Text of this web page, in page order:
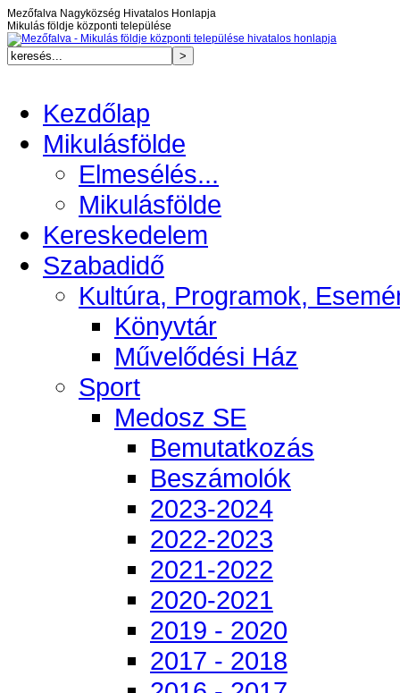
Mezőfalva Nagyközség Hivatalos Honlapja
Mikulás földje központi települése
Kezdőlap
Mikulásfölde
Elmesélés...
Mikulásfölde
Kereskedelem
Szabadidő
Kultúra, Programok,
Könyvtár
Művelődési Ház
Sport
Medosz SE
Bemutatkozás
Beszámolók
2023-2024
2022-2023
2021-2022
2020-2021
2019 - 2020
2017 - 2018